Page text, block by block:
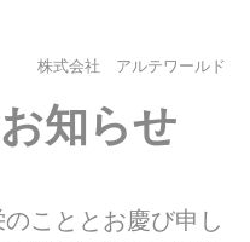
株式会社 アルテワールド
知らせ
こととお慶び申し